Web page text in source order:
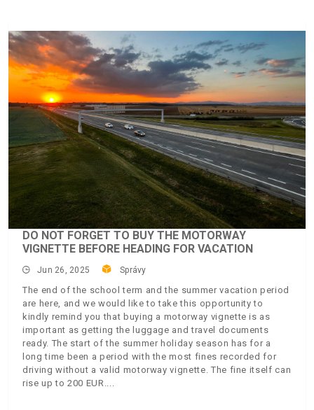
DO NOT FORGET TO BUY THE MOTORWAY
VIGNETTE BEFORE HEADING FOR VACATION
Jun 26, 2025 Správy
The end of the school term and the summer vacation period
are here, and we would like to take this opportunity to
kindly remind you that buying a motorway vignette is as
important as getting the luggage and travel documents
ready. The start of the summer holiday season has for a
long time been a period with the most fines recorded for
driving without a valid motorway vignette. The fine itself can
rise up to 200 EUR.